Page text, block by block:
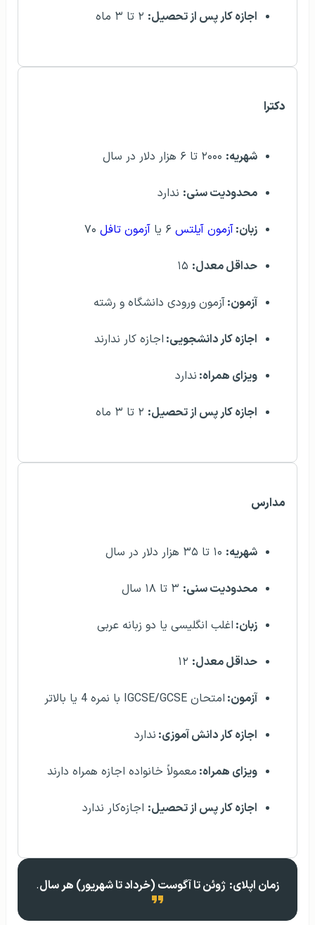
اجازه کار پس از تحصیل:
دکترا
شهریه:
محدودیت سنی: ندارد
زبان:آزمون آیلتس آزمون تافل
حداقل معدل:
آزمون:آزمون ورودی دانشگاه و رشته
اجازه کار دانشجویی: اجازه کار ندارند
ویزای همراه: ندارد
اجازه کار پس از تحصیل:
مدارس
شهریه:
محدودیت سنی:
زبان: اغلب انگلیسی یا دو زبانه عربی
حداقل معدل:
آزمون: امتحان IGCSE/GCSE با نمره 4 یا بالاتر
اجازه کار دانش آموزی: ندارد
ویزای همراه: معمولاً خانواده اجازه همراه دارند
اجازه کار پس از تحصیل: اجازه‌کار ندارد
زمان اپلای: ژوئن تا آگوست (خرداد تا شهریور) هر سال.